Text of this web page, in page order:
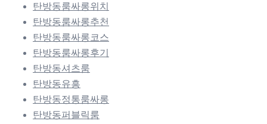
탄방동룸싸롱위치
탄방동룸싸롱추천
탄방동룸싸롱코스
탄방동룸싸롱후기
탄방동셔츠룸
탄방동유흥
탄방동정통룸싸롱
탄방동퍼블릭룸